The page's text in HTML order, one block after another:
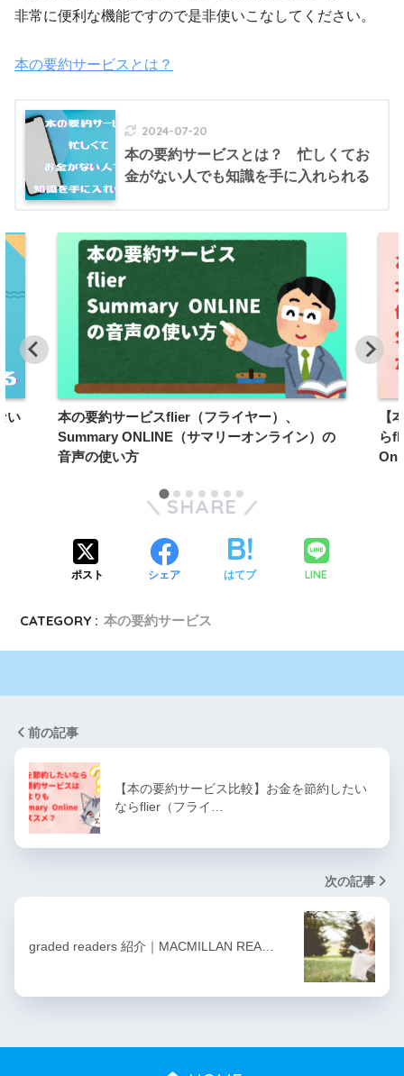
非常に便利な機能ですので是非使いこなしてください。
本の要約サービスとは？
2024-07-20
本の要約サービスとは？ 忙しくてお
金がない人でも知識を手に入れられる
い
本の要約サービスflier（フライヤー）、
Summary ONLINE（サマリーオンライン）の
音声の使い方
【
ら
SHARE
ポスト シェア はてブ LINE
CATEGORY : 本の要約サービス
前の記事
【本の要約サービス比較】お金を節約したい
ならflier（フライ…
次の記事
graded readers 紹介｜MACMILLAN REA…